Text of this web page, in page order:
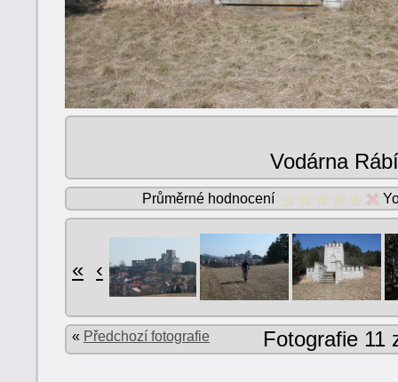
Vodárna Rábí
Průměrné hodnocení
« ‹
« Předchozí fotografie Fotografie 11